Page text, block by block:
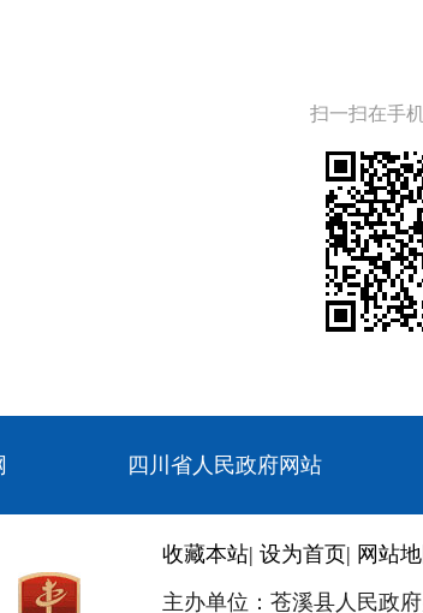
扫一扫在手
四川省人民政府网站
收藏本站| 设为首页| 网站
主办单位：苍溪县人民政